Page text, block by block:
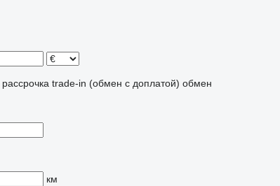
рассрочка trade-in (обмен с доплатой) обмен
км